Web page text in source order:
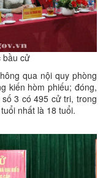
bầu cử
qua nội quy phòng
kiến hòm phiếu; đóng,
3 có 495 cử tri, trong
nhất là 18 tuổi.